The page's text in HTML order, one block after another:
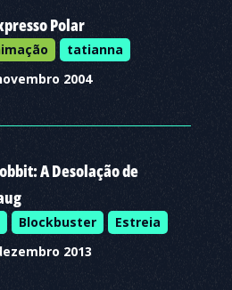
Polar
tatianna
2004
A Desolação de
Blockbuster
Estreia
2013